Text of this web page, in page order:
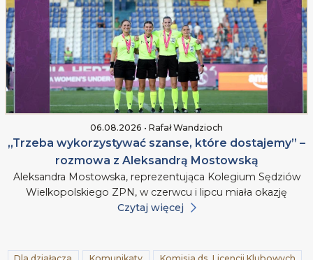
06.08.2026 • Rafał Wandzioch
„Trzeba wykorzystywać szanse, które dostajemy” –
rozmowa z Aleksandrą Mostowską
Aleksandra Mostowska, reprezentująca Kolegium Sędziów
Wielkopolskiego ZPN, w czerwcu i lipcu miała okazję
Czytaj więcej